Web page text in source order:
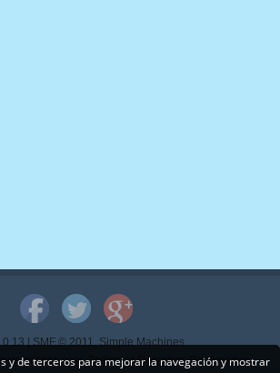
|SMF © 2011,Simple Machines
Todos los Derechos Reservados.
y de terceros para mejorar la navegación y mostrar